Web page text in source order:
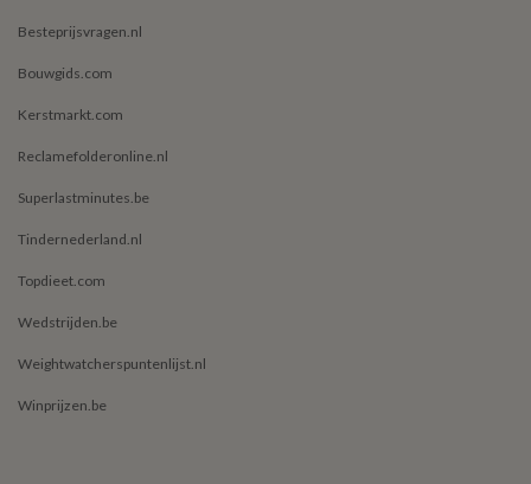
Besteprijsvragen.nl
Bouwgids.com
Kerstmarkt.com
Reclamefolderonline.nl
Superlastminutes.be
Tindernederland.nl
Topdieet.com
Wedstrijden.be
Weightwatcherspuntenlijst.nl
Winprijzen.be